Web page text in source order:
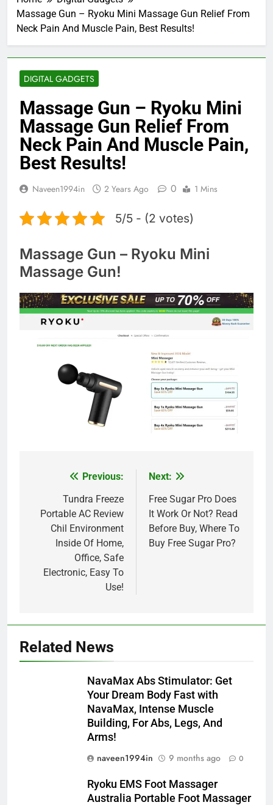
Massage Gun – Ryoku Mini Massage Gun Relief From
Neck Pain And Muscle Pain, Best Results!
DIGITAL GADGETS
Massage Gun – Ryoku Mini
Massage Gun Relief From
Neck Pain And Muscle Pain,
Best Results!
Naveen1994in 2 Years Ago 0 1 Mins
5/5 - (2 votes)
Massage Gun – Ryoku Mini
Massage Gun!
navigation
Previous:
Tundra Freeze
Portable AC Review
Chil Environment
Inside Of Home,
Office, Safe
Electronic, Easy To
Use!
Next:
Free Sugar Pro Does
It Work Or Not? Read
Before Buy, Where To
Buy Free Sugar Pro?
Related News
NavaMax Abs Stimulator: Get
Your Dream Body Fast with
NavaMax, Intense Muscle
Building, For Abs, Legs, And
Arms!
naveen1994in
9 months ago 0
Ryoku EMS Foot Massager
Australia Portable Foot Massager